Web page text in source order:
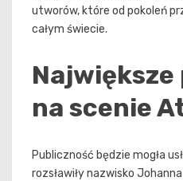
utworów, które od pokoleń
całym świecie.
Największe
na scenie
Publiczność będzie mogła
rozsławiły nazwisko